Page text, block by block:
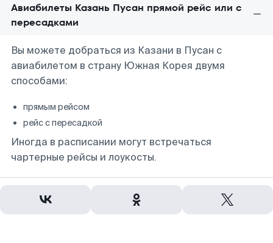
Авиабилеты Казань Пусан прямой рейс или с
пересадками
Вы можете добраться из Казани в Пусан с
авиабилетом в страну Южная Корея двумя
способами:
прямым рейсом
рейс с пересадкой
Иногда в расписании могут встречаться
чартерные рейсы и лоукосты.